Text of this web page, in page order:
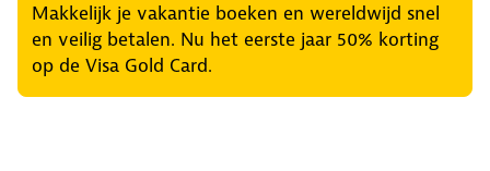
Makkelijk je vakantie boeken en wereldwijd snel
en veilig betalen. Nu het eerste jaar 50% korting
op de Visa Gold Card.